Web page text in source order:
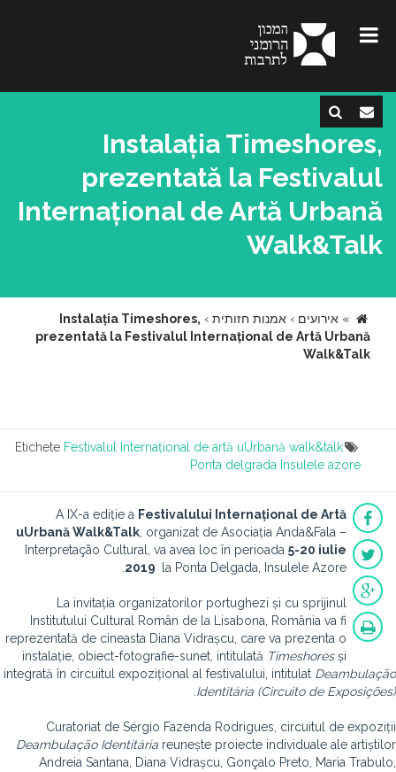
Instalația Timeshores,
prezentată la Festivalul
Internațional de Artă Urbană
Walk&Talk
» אירועים › אמנות חזותית ›
Instalația Timeshores,
prezentată la Festivalul Internațional de Artă Urbană
Walk&Talk
Etichete Festivalul Internațional de artă uUrbană walk&talk
Ponta delgrada Insulele azore
A IX-a ediție a Festivalului Internațional de Artă
uUrbană Walk&Talk , organizat de Asociația Anda&Fala –
Interpretação Cultural, va avea loc în perioada 5-20 iulie
2019
la Ponta Delgada, Insulele Azore.
La invitația organizatorilor portughezi și cu sprijinul
Institutului Cultural Român de la Lisabona, România va fi
reprezentată de cineasta Diana Vidrașcu, care va prezenta o
instalație, obiect-fotografie-sunet, intitulată Timeshoresși
integrată în circuitul expozițional al festivalului, intitulat Deambulação
Identitária (Circuito de Exposições)
Curatoriat de Sérgio Fazenda Rodrigues, circuitul de expoziții
Deambulação Identitária reunește proiecte individuale ale artiștilor
Andreia Santana, Diana Vidrașcu, Gonçalo Preto, Maria Trabulo,